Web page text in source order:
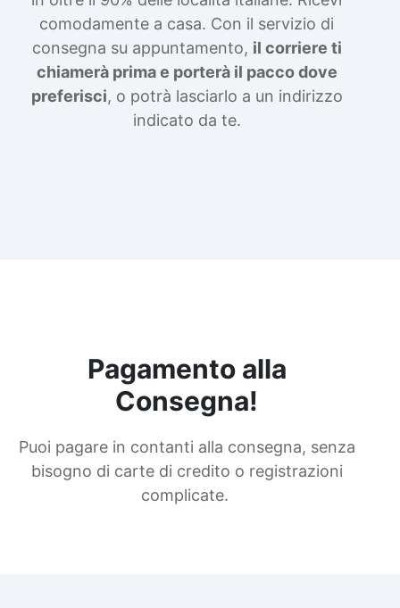
comodamente a casa. Con il servizio di
consegna su appuntamento, il corriere ti
chiamerà prima e porterà il pacco dove
preferisci, o potrà lasciarlo a un indirizzo
indicato da te.
Pagamento alla
Consegna!
Puoi pagare in contanti alla consegna, senza
bisogno di carte di credito o registrazioni
complicate.